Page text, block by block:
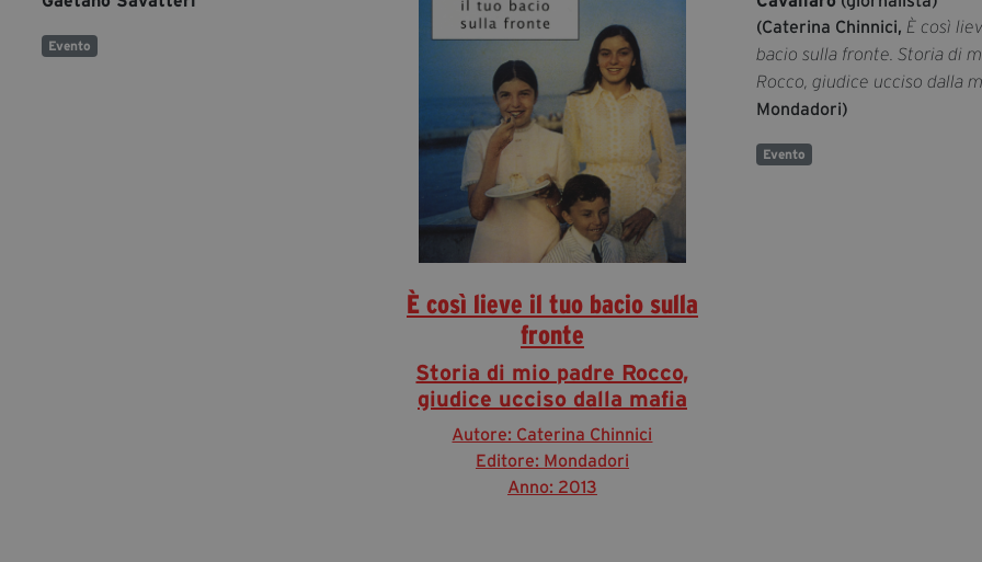
Evento
È così lieve il tuo bacio sulla
fronte
Storia di mio padre Rocco,
giudice ucciso dalla mafia
Autore: Caterina Chinnici
Editore: Mondadori
Anno: 2013
(Caterina Chinnici, È così
bacio sulla fronte. Storia di
Rocco, giudice ucciso dalla
Mondadori)
Evento